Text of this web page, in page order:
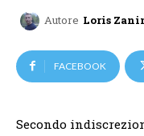
Autore Loris
FACEBOOK
Secondo